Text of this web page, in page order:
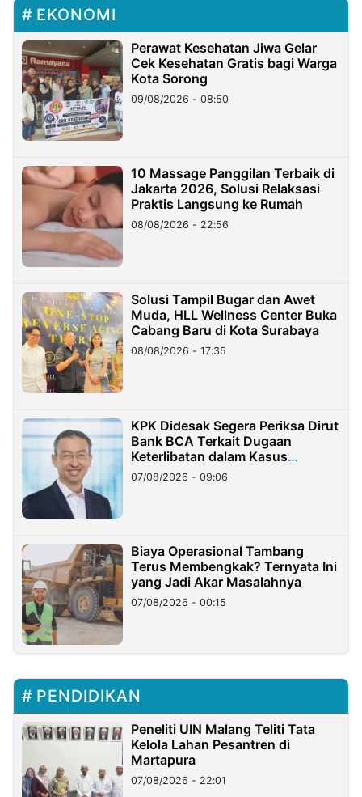
EKONOMI
Perawat Kesehatan Jiwa Gelar
Cek Kesehatan Gratis bagi Warga
Kota Sorong
09/08/2026 - 08:50
10 Massage Panggilan Terbaik di
Jakarta 2026, Solusi Relaksasi
Praktis Langsung ke Rumah
08/08/2026 - 22:56
Solusi Tampil Bugar dan Awet
Muda, HLL Wellness Center Buka
Cabang Baru di Kota Surabaya
08/08/2026 - 17:35
KPK Didesak Segera Periksa Dirut
Bank BCA Terkait Dugaan
Keterlibatan dalam Kasus
Hilangnya Dana Nasabah Rp2,58
Miliar
07/08/2026 - 09:06
Biaya Operasional Tambang
Terus Membengkak? Ternyata Ini
yang Jadi Akar Masalahnya
07/08/2026 - 00:15
PENDIDIKAN
Peneliti UIN Malang Teliti Tata
Kelola Lahan Pesantren di
Martapura
07/08/2026 - 22:01